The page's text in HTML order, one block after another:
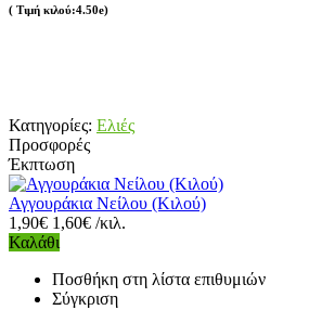
( Τιμή κιλού:4.50e)
Κατηγορίες: Ελιές
Προσφορές
Έκπτωση
Αγγουράκια Νείλου (Κιλού)
1,90€ 1,60€ /κιλ.
Καλάθι
Ποσθήκη στη λίστα επιθυμιών
Σύγκριση